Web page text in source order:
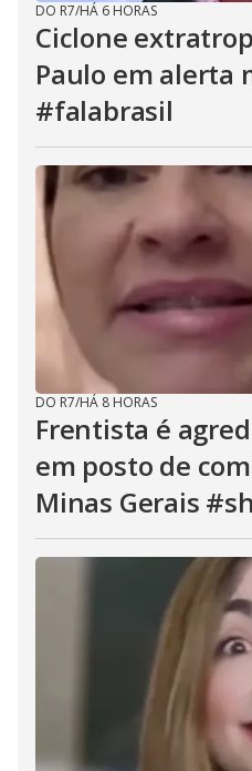
DO R7/HÁ 6 HORAS
Ciclone
Paulo em alerta
#falabrasil
DO R7/HÁ 8 HORAS
Frentista é
em posto de
Minas Gerais